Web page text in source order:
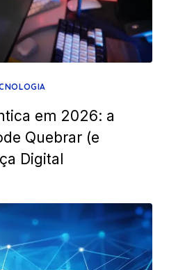
em 2026: a
Quebrar (e
Digital